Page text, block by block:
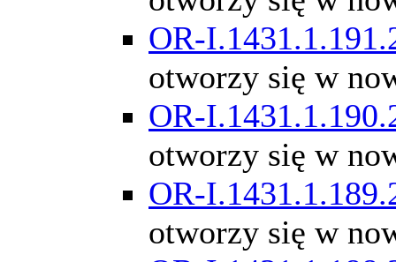
OR-
otworzy się w
OR-
otworzy się w
OR-
otworzy się w